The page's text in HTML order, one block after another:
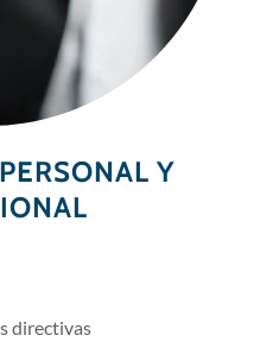
Y
directivas